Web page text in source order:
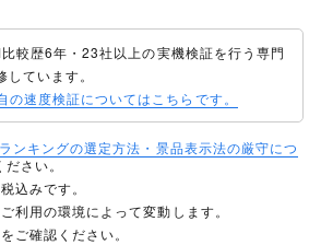
話が24時間かけ放題）
・通話パック60（月間最大60分相当の国
内通話が定額）
・通話放題（国内通話が24時間かけ放
題）
トクトクプラン2のみauひかりとセットで
月額最大1,100円割引
コミコミプランバリュー加入で月額660円
割引
較歴6年・23社以上の実機検証を行う専門
ています。
の速度検証についてはこちらです。
ンキングの選定方法・景品表示法の厳守につ
さい。
込みです。
利用の環境によって変動します。
ご確認ください。